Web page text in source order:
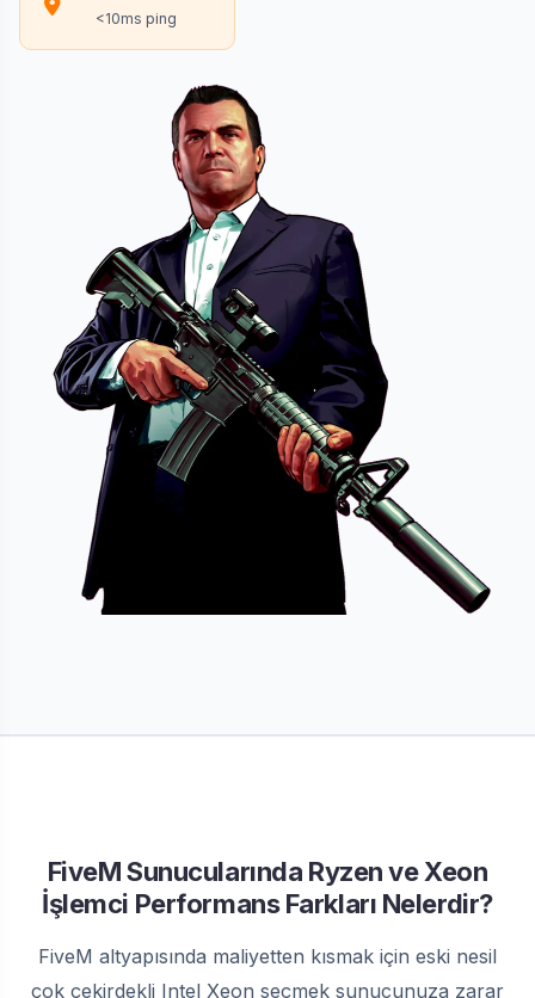
<10ms ping
FiveM Sunucularında Ryzen ve Xeon
İşlemci Performans Farkları Nelerdir?
FiveM altyapısında maliyetten kısmak için eski nesil
çok çekirdekli Intel Xeon seçmek sunucunuza zarar